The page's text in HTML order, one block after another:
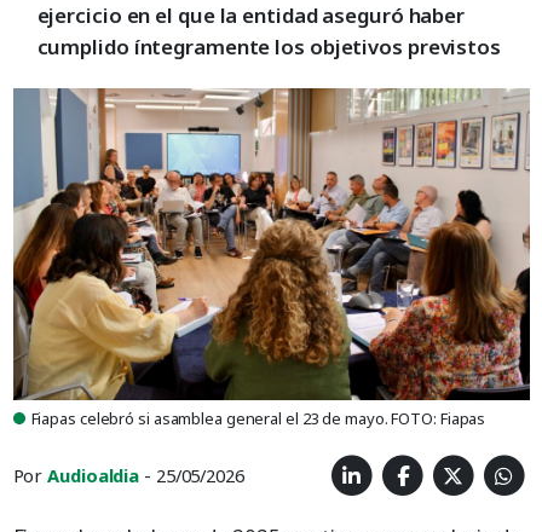
ejercicio en el que la entidad aseguró haber
cumplido íntegramente los objetivos previstos
Fiapas celebró si asamblea general el 23 de mayo. FOTO: Fiapas
PorAudioaldia - 25/05/2026